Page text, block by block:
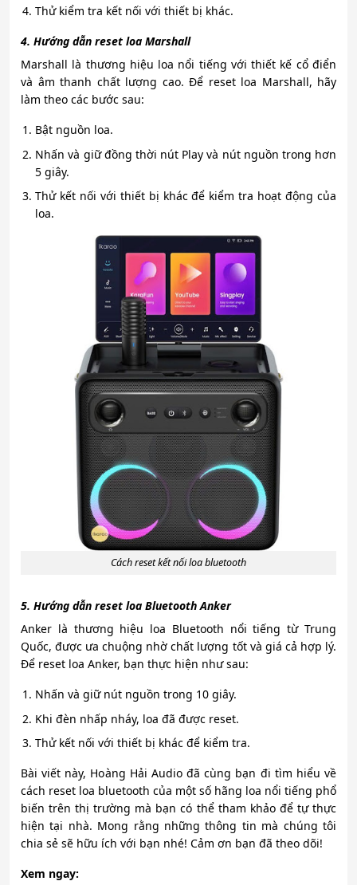
Thử kiểm tra kết nối với thiết bị khác.
4. Hướng dẫn reset loa Marshall
Marshall là thương hiệu loa nổi tiếng với thiết kế cổ điển
và âm thanh chất lượng cao. Để reset loa Marshall, hãy
làm theo các bước sau:
Bật nguồn loa.
Nhấn và giữ đồng thời nút Play và nút nguồn trong hơn
5 giây.
Thử kết nối với thiết bị khác để kiểm tra hoạt động của
loa.
Cách reset kết nối loa bluetooth
5. Hướng dẫn reset loa Bluetooth Anker
Anker là thương hiệu loa Bluetooth nổi tiếng từ Trung
Quốc, được ưa chuộng nhờ chất lượng tốt và giá cả hợp lý.
Để reset loa Anker, bạn thực hiện như sau:
Nhấn và giữ nút nguồn trong 10 giây.
Khi đèn nhấp nháy, loa đã được reset.
Thử kết nối với thiết bị khác để kiểm tra.
Bài viết này, Hoàng Hải Audio đã cùng bạn đi tìm hiểu về
cách reset loa bluetooth của một số hãng loa nổi tiếng phổ
biến trên thị trường mà bạn có thể tham khảo để tự thực
hiện tại nhà. Mong rằng những thông tin mà chúng tôi
chia sẻ sẽ hữu ích với bạn nhé! Cảm ơn bạn đã theo dõi!
Xem ngay: